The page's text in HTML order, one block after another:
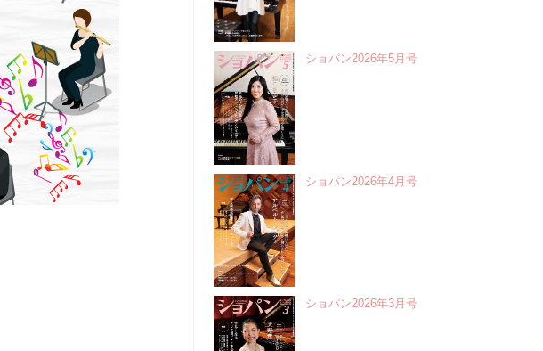
ショパン2026年5月号
ショパン2026年4月号
ショパン2026年3月号